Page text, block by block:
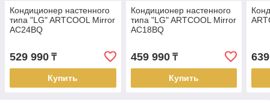
Кондиционер настенного
типа "LG" ARTCOOL Mirror
AC24BQ
529 990 ₸
Купить
Кондиционер настенного
типа "LG" ARTCOOL Mirror
AC18BQ
459 990₸
Купить